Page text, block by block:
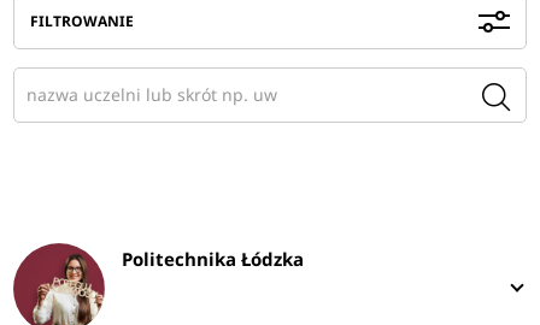
FILTROWANIE
Politechnika Łódzka